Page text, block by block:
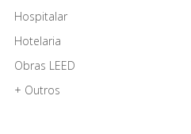
Hospitalar
Hotelaria
Obras LEED
+ Outros